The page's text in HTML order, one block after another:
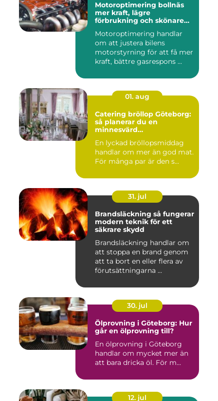
Motoroptimering bollnäs
mer kraft, lägre
förbrukning och skönare
Motoroptimering handlar
om att justera bilens
motorstyrning för att få mer
kraft, bättre gasrespons ...
01. aug
Catering bröllop Göteborg:
så planerar du en
minnesvärd
En lyckad bröllopsmiddag
handlar om mer än god mat.
För många par är den s...
31. jul
Brandsläckning så fungerar
modern teknik för ett
säkrare skydd
Brandsläckning handlar om
att stoppa en brand genom
att ta bort en eller flera av
förutsättningarna ...
30. jul
Ölprovning i Göteborg: Hur
går en ölprovning till?
En ölprovning i Göteborg
handlar om mycket mer än
att bara dricka öl. För m...
12. jul